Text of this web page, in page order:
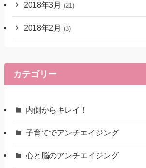
2018年3月 (21)
2018年2月 (3)
カテゴリー
内側からキレイ！
子育てでアンチエイジング
心と脳のアンチエイジング